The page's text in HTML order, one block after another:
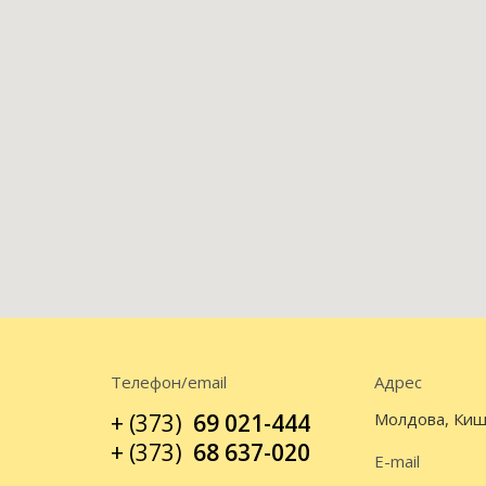
Телефон/email
+ (373) 69 021-444
+ (373) 68 637-020
Адрес
Молдова,
E-mail